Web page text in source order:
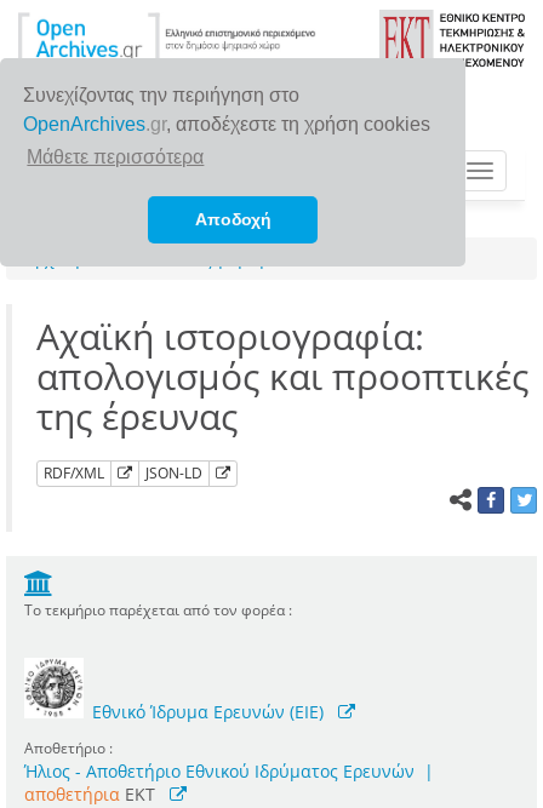
Συνεχίζοντας την περιήγηση στο
OpenArchives.gr, αποδέχεστε τη χρήση cookies
Μάθετε περισσότερα
Αποδοχή
Toggle
Αχαϊκή ιστοριογραφία:
απολογισμός και προοπτικές
της έρευνας
RDF/XML JSON-LD
Το τεκμήριο παρέχεται από τον φορέα :
Εθνικό Ίδρυμα Ερευνών (ΕΙΕ)
Αποθετήριο :
Ήλιος - Αποθετήριο Εθνικού Ιδρύματος Ερευνών
|
αποθετήρια EKT